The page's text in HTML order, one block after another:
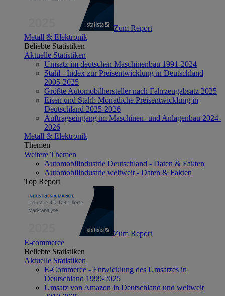
Zum Report
Metall & Elektronik
Beliebte Statistiken
Aktuelle Statistiken
Umsatz im deutschen Maschinenbau 1991-2024
Stahl - Index zur Preisentwicklung in Deutschland
2005-2025
Größte Automobilhersteller nach Fahrzeugabsatz 2025
Eisen und Stahl: Monatliche Preisentwicklung in
Deutschland 2025-2026
Auftragseingang im Maschinen- und Anlagenbau 2024-
2026
Metall & Elektronik
Themen
Weitere Themen
Automobilindustrie Deutschland - Daten & Fakten
Automobilindustrie weltweit - Daten & Fakten
Top Report
Zum Report
E-commerce
Beliebte Statistiken
Aktuelle Statistiken
E-Commerce - Entwicklung des Umsatzes in
Deutschland 1999-2025
Umsatz von Amazon in Deutschland und weltweit